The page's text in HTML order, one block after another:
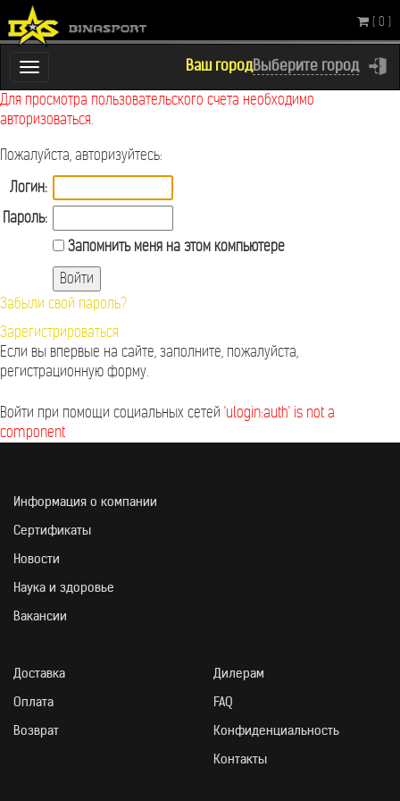
Ваш городВыберите город
( 0 )
Переключатель
навигации
Для просмотра пользовательского счета необходимо
авторизоваться.
Пожалуйста, авторизуйтесь:
Логин:
Пароль:
Запомнить меня на этом компьютере
Забыли свой пароль?
Зарегистрироваться
Если вы впервые на сайте, заполните, пожалуйста,
регистрационную форму.
Войти при помощи социальных сетей 'ulogin:auth' is not a
component
Информация о компании
Сертификаты
Новости
Наука и здоровье
Вакансии
Доставка
Оплата
Возврат
Дилерам
FAQ
Конфиденциальность
Контакты